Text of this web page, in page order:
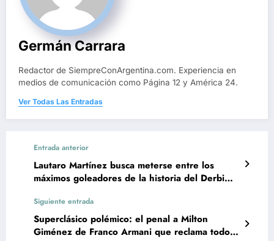
Germán Carrara
Redactor de SiempreConArgentina.com. Experiencia en
medios de comunicación como Página 12 y América 24.
Ver Todas Las Entradas
Entrada anterior
Lautaro Martínez busca meterse entre los
máximos goleadores de la historia del Derbi
Siguiente entrada
Superclásico polémico: el penal a Milton
Giménez de Franco Armani que reclama todo